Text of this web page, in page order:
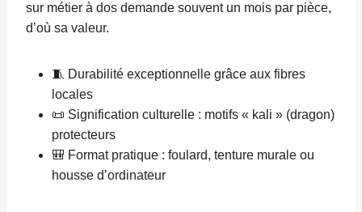
sur métier à dos demande souvent un mois par pièce,
d’où sa valeur.
🧵 Durabilité exceptionnelle grâce aux fibres
locales
📜 Signification culturelle : motifs « kali » (dragon)
protecteurs
🎒 Format pratique : foulard, tenture murale ou
housse d’ordinateur